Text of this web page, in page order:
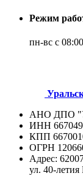
Режим
пн-вс с
АНО ДПО
ИНН
КПП
ОГРН
Адрес:
ул. 40-